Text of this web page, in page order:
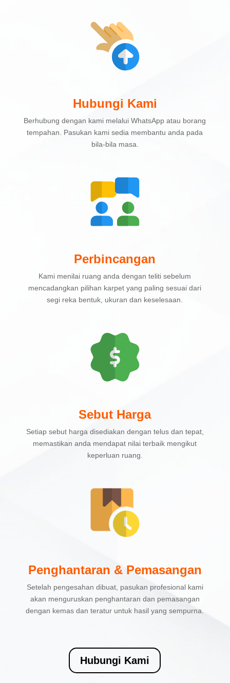
Hubungi Kami
Berhubung dengan kami melalui WhatsApp atau borang
tempahan. Pasukan kami sedia membantu anda pada
bila-bila masa.
Perbincangan
Kami menilai ruang anda dengan teliti sebelum
mencadangkan pilihan karpet yang paling sesuai dari
segi reka bentuk, ukuran dan keselesaan.
Sebut Harga
Setiap sebut harga disediakan dengan telus dan tepat,
memastikan anda mendapat nilai terbaik mengikut
keperluan ruang.
Penghantaran & Pemasangan
Setelah pengesahan dibuat, pasukan profesional kami
akan menguruskan penghantaran dan pemasangan
dengan kemas dan teratur untuk hasil yang sempurna.
Hubungi Kami